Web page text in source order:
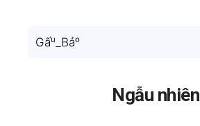
Gấᵘ_Bảᵒ
Ngẫu nhiên